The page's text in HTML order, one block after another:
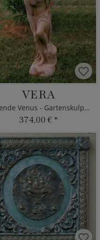
VERA
Badende Venus - Gartenskulptur
374,00 € *